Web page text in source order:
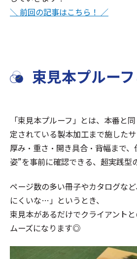
＼ 前回の記事はこちら！ ／
束見本プルー
「束見本プルーフ」とは、本番と
定されている製本加工まで施したサ
厚み・重さ・開き具合・背幅まで
姿”を事前に確認できる、超実践型
ページ数の多い冊子やカタログな
にくいな…」というとき、
束見本があるだけでクライアント
ムーズになります◎